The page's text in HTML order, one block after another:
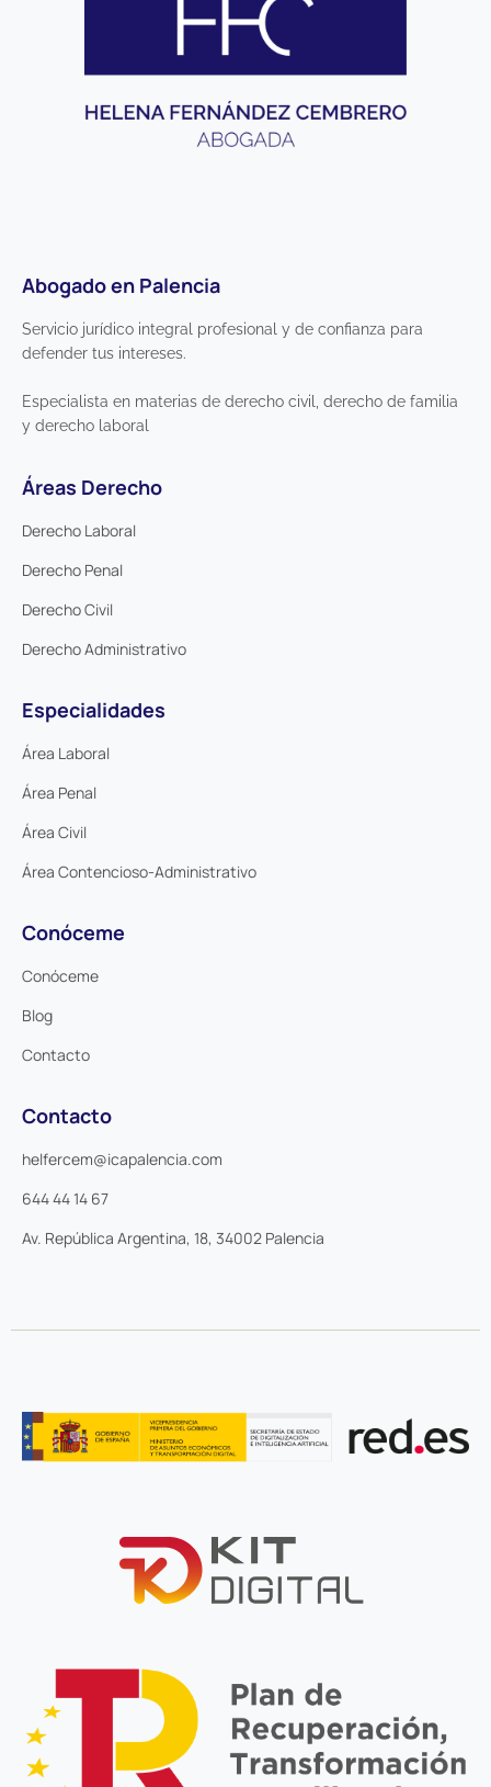
Abogado en Palencia
Servicio jurídico integral profesional y de confianza para
defender tus intereses.
Especialista en materias de derecho civil, derecho de familia
y derecho laboral
Áreas Derecho
Derecho Laboral
Derecho Penal
Derecho Civil
Derecho Administrativo
Especialidades
Área Laboral
Área Penal
Área Civil
Área Contencioso-Administrativo
Conóceme
Conóceme
Blog
Contacto
Contacto
helfercem@icapalencia.com
644 44 14 67
Av. República Argentina, 18, 34002 Palencia